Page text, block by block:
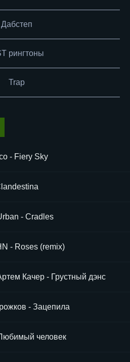
Дабстеп
рингтоны
Trap
- Fiery Sky
- Cradles
- Roses (remix)
Качер - Грустный дэнс
- Зацепила
человек